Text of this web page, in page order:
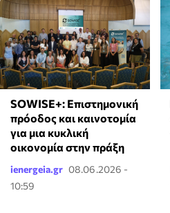
SOWISE+: Επιστημονική
πρόοδος και καινοτομία
για μια κυκλική
οικονομία στην πράξη
ienergeia.gr 08.06.2026 -
10:59